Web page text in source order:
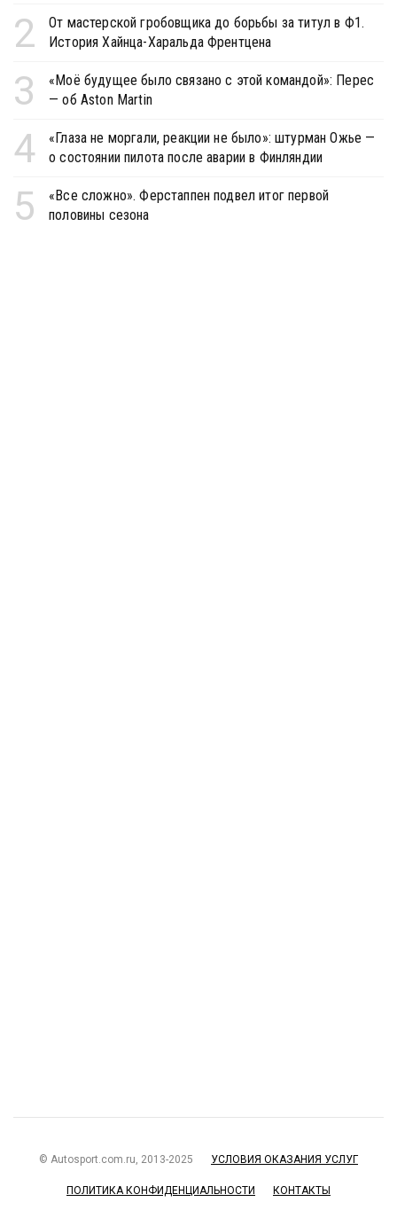
2
От мастерской гробовщика до борьбы за титул в Ф1.
История Хайнца-Харальда Френтцена
3
«Моё будущее было связано с этой командой»: Перес
— об Aston Martin
4
«Глаза не моргали, реакции не было»: штурман Ожье —
о состоянии пилота после аварии в Финляндии
5
«Все сложно». Ферстаппен подвел итог первой
половины сезона
© Autosport.com.ru, 2013-2025 УСЛОВИЯ ОКАЗАНИЯ УСЛУГ
ПОЛИТИКА КОНФИДЕНЦИАЛЬНОСТИ КОНТАКТЫ